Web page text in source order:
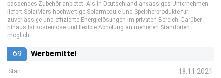
passendes Zubehör anbietet. Als in Deutschland ansässiges Unternehmen
liefert SolarMars hochwertige Solarmodule und Speicherprodukte für
zuverlässige und effiziente Energielösungen im privaten Bereich. Darüber
hinaus ist kostenlose und flexible Abholung an mehreren Standorten
möglich.
69 Werbemittel
Start 18.11.2021